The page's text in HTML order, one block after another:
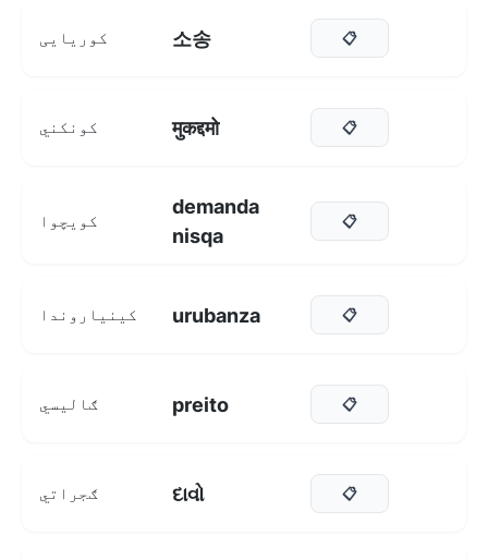
کوریایی 소송 📋
کونکني मुकद्दमो 📋
کویچوا
demanda
nisqa
📋
کینیاروندا urubanza 📋
ګالیسي preito 📋
ګجراتي દાવો 📋